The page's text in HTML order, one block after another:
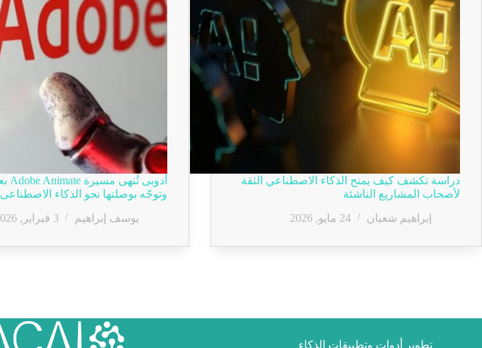
دراسة تكشف كيف يمنح الذكاء الاصطناعي الثقة
لأصحاب المشاريع الناشئة
إبراهيم شعبان
24 مايو, 2026
وتوجّه بوصلتها نحو الذكاء الاصطناعى
يوسف إبراهيم
3 فبراير, 2026
تطوير أدوات وتطبيقات الذكاء